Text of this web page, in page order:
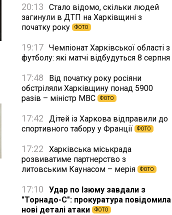
20:13
Стало відомо, скільки людей
загинули в ДТП на Харківщині з
початку року
ФОТО
19:17 Чемпіонат Харківської області з
футболу: які матчі відбудуться 8 серпня
17:48
Від початку року росіяни
обстріляли Харківщину понад 5900
разів – міністр МВС
ФОТО
17:42
Дітей із Харкова відправили до
спортивного табору у Франції
ФОТО
17:22
Харківська міськрада
розвиватиме партнерство з
литовським Каунасом – мерія
ФОТО
17:10
Удар по Ізюму завдали з
"Торнадо-С": прокуратура повідомила
нові деталі атаки
ФОТО